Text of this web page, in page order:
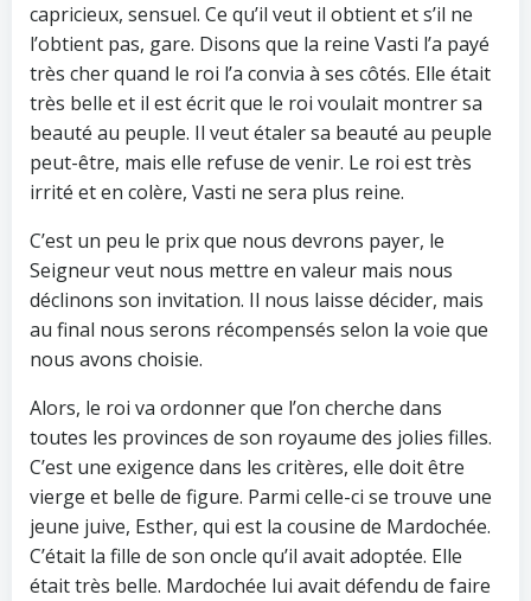
capricieux, sensuel. Ce qu’il veut il obtient et s’il ne
l’obtient pas, gare. Disons que la reine Vasti l’a payé
très cher quand le roi l’a convia à ses côtés. Elle était
très belle et il est écrit que le roi voulait montrer sa
beauté au peuple. Il veut étaler sa beauté au peuple
peut-être, mais elle refuse de venir. Le roi est très
irrité et en colère, Vasti ne sera plus reine.
C’est un peu le prix que nous devrons payer, le
Seigneur veut nous mettre en valeur mais nous
déclinons son invitation. Il nous laisse décider, mais
au final nous serons récompensés selon la voie que
nous avons choisie.
Alors, le roi va ordonner que l’on cherche dans
toutes les provinces de son royaume des jolies filles.
C’est une exigence dans les critères, elle doit être
vierge et belle de figure. Parmi celle-ci se trouve une
jeune juive, Esther, qui est la cousine de Mardochée.
C’était la fille de son oncle qu’il avait adoptée. Elle
était très belle. Mardochée lui avait défendu de faire